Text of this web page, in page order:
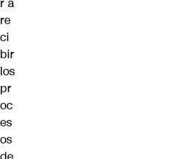
re
ci
bir
los
pr
oc
es
os